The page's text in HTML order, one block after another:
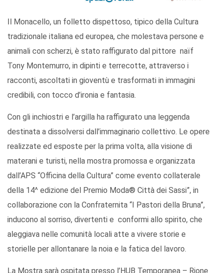
Il Monacello, un folletto dispettoso, tipico della Cultura
tradizionale italiana ed europea, che molestava persone e
animali con scherzi, è stato raffigurato dal pittore naïf
Tony Montemurro, in dipinti e terrecotte, attraverso i
racconti, ascoltati in gioventù e trasformati in immagini
credibili, con tocco d’ironia e fantasia.
Con gli inchiostri e l’argilla ha raffigurato una leggenda
destinata a dissolversi dall’immaginario collettivo. Le opere
realizzate ed esposte per la prima volta, alla visione di
materani e turisti, nella mostra promossa e organizzata
dall’APS “Officina della Cultura” come evento collaterale
della 14^ edizione del Premio Moda® Città dei Sassi”, in
collaborazione con la Confraternita “I Pastori della Bruna”,
inducono al sorriso, divertenti e conformi allo spirito, che
aleggiava nelle comunità locali atte a vivere storie e
storielle per allontanare la noia e la fatica del lavoro.
La Mostra sarà ospitata presso l’HUB Temporanea – Rione